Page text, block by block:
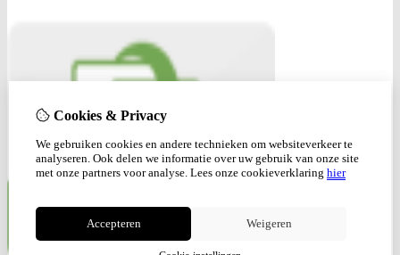
Cookies & Privacy
We gebruiken cookies en andere technieken om websiteverkeer te
analyseren. Ook delen we informatie over uw gebruik van onze site
met onze partners voor analyse. Lees onze cookieverklaring hier
Accepteren Weigeren